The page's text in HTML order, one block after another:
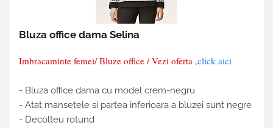
Bluza office dama Selina
Imbracaminte femei/ Bluze office / Vezi oferta ,click aici
- Bluza office dama cu model crem-negru
- Atat mansetele si partea inferioara a bluzei sunt negre
- Decolteu rotund